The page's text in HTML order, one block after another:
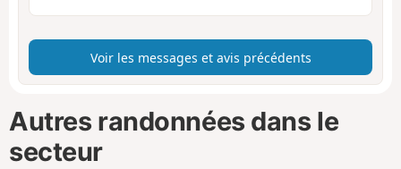
Voir les messages et avis précédents
Autres randonnées dans le
secteur